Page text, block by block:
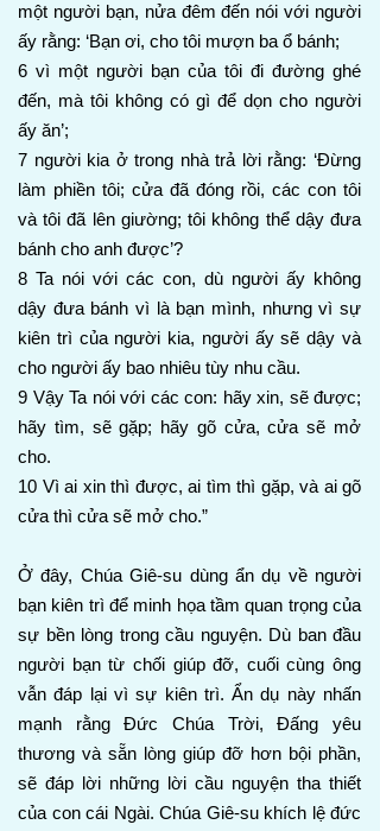
một người bạn, nửa đêm đến nói với người
ấy rằng: ‘Bạn ơi, cho tôi mượn ba ổ bánh;
6 vì một người bạn của tôi đi đường ghé
đến, mà tôi không có gì để dọn cho người
ấy ăn’;
7 người kia ở trong nhà trả lời rằng: ‘Đừng
làm phiền tôi; cửa đã đóng rồi, các con tôi
và tôi đã lên giường; tôi không thể dậy đưa
bánh cho anh được’?
8 Ta nói với các con, dù người ấy không
dậy đưa bánh vì là bạn mình, nhưng vì sự
kiên trì của người kia, người ấy sẽ dậy và
cho người ấy bao nhiêu tùy nhu cầu.
9 Vậy Ta nói với các con: hãy xin, sẽ được;
hãy tìm, sẽ gặp; hãy gõ cửa, cửa sẽ mở
cho.
10 Vì ai xin thì được, ai tìm thì gặp, và ai gõ
cửa thì cửa sẽ mở cho.”
Ở đây, Chúa Giê-su dùng ẩn dụ về người
bạn kiên trì để minh họa tầm quan trọng của
sự bền lòng trong cầu nguyện. Dù ban đầu
người bạn từ chối giúp đỡ, cuối cùng ông
vẫn đáp lại vì sự kiên trì. Ẩn dụ này nhấn
mạnh rằng Đức Chúa Trời, Đấng yêu
thương và sẵn lòng giúp đỡ hơn bội phần,
sẽ đáp lời những lời cầu nguyện tha thiết
của con cái Ngài. Chúa Giê-su khích lệ đức